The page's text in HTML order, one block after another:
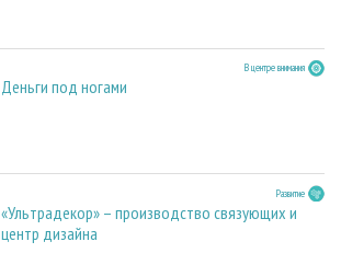
В центре внимания
Деньги под ногами
Развитие
«Ультрадекор» – производство связующих и
центр дизайна